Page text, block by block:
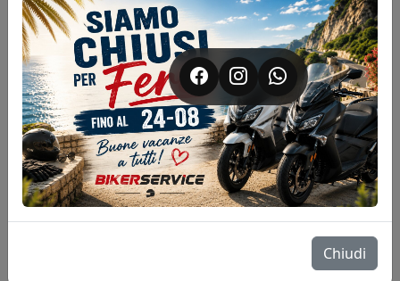
SYM JOYRIDE 300 E5+ MY 26
SYM
€ 4.299
Dettagli →
Chiudi